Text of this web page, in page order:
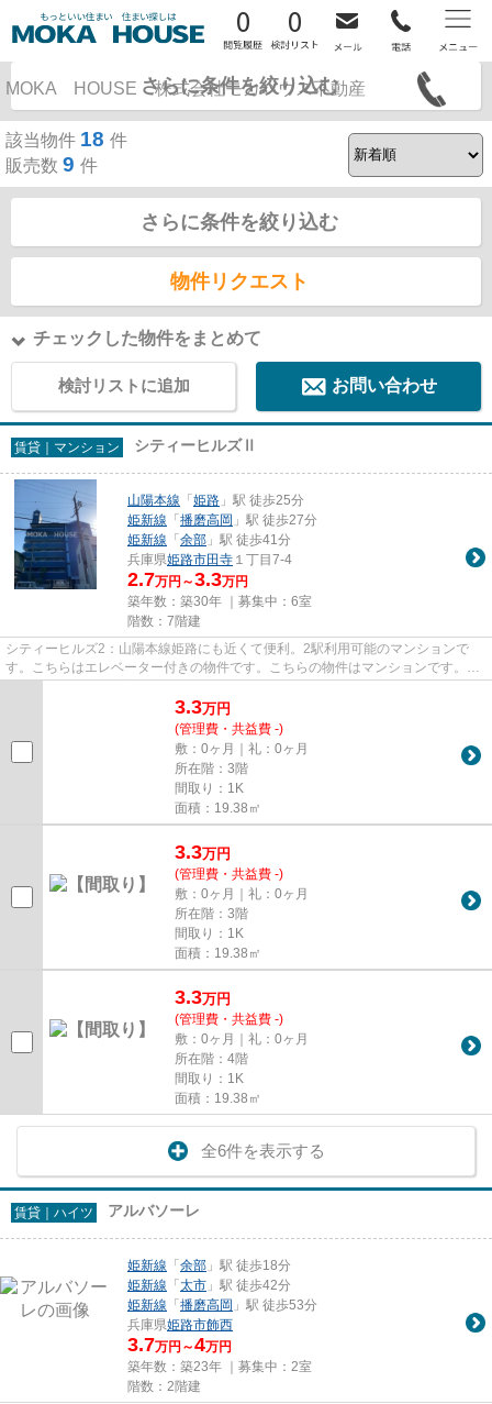
0 0
MOKA HOUSE 株式会社モカハウス不動産
塚本内科循環器科の周辺物件一覧
募集中のみ表示
該当物件 18 件
販売数 9 件
さらに条件を絞り込む
物件リクエスト
チェックした物件をまとめて
検討リストに追加 お問い合わせ
賃貸｜マンション シティーヒルズⅡ
山陽本線 「姫路 」駅 徒歩25分
姫新線 「播磨高岡 」駅 徒歩27分
姫新線 「余部 」駅 徒歩41分
兵庫県姫路市田寺 １丁目7-4
2.7万円～3.3万円
築年数：築30年 ｜募集中： 6室
階数：7階建
シティーヒルズ2：山陽本線姫路にも近くて便利。2駅利用可能のマンションで
す。こちらはエレベーター付きの物件です。こちらの物件はマンションです。で
きるだけ早めに不動産情報を集...
3.3万円
(管理費・共益費 -)
敷：0ヶ月｜礼：0ヶ月
所在階：3階
間取り：1K
面積：19.38㎡
3.3万円
(管理費・共益費 -)
敷：0ヶ月｜礼：0ヶ月
所在階：3階
間取り：1K
面積：19.38㎡
3.3万円
(管理費・共益費 -)
敷：0ヶ月｜礼：0ヶ月
所在階：4階
間取り：1K
面積：19.38㎡
全6件を表示する
賃貸｜ハイツ アルバソーレ
姫新線 「余部 」駅 徒歩18分
姫新線 「太市 」駅 徒歩42分
姫新線 「播磨高岡 」駅 徒歩53分
兵庫県姫路市飾西
3.7万円～4万円
築年数：築23年 ｜募集中： 2室
階数：2階建
さらに条件を絞り込む